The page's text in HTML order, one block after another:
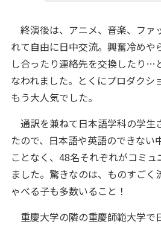
終演後は、アニメ、音楽、ファ
れて自由に日中交流。興奮冷めや
し合ったり連絡先を交換したり…
なわれました。とくにプロダクシ
もう大人気でした。
通訳を兼ねて日本語学科の学生
たので、日本語や英語のできない
ことなく、48名それぞれがコミ
ました。驚きなのは、ものすごく
ゃべる子も多数いること！
重慶大学の隣の重慶師範大学で